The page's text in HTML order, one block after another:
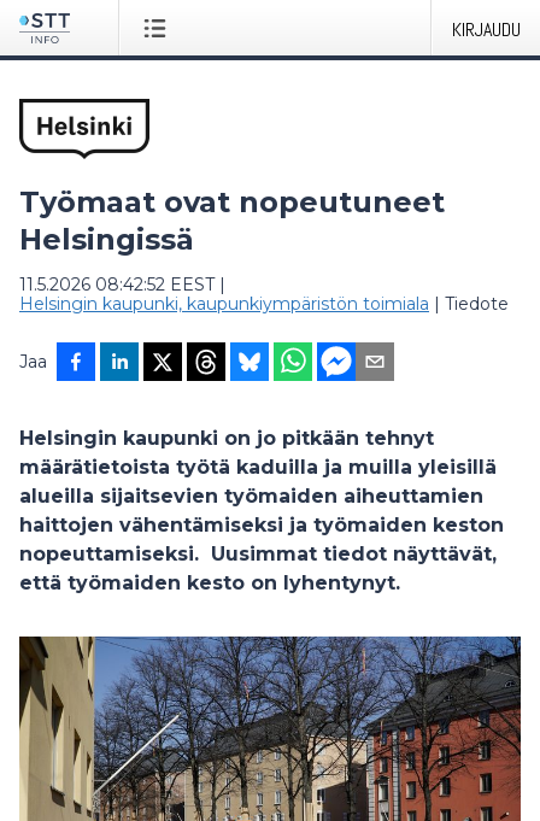
KIRJAUDU
Työmaat ovat nopeutuneet
Helsingissä
11.5.2026 08:42:52 EEST|
Helsingin kaupunki, kaupunkiympäristön toimiala | Tiedote
Jaa
Helsingin kaupunki on jo pitkään tehnyt
määrätietoista työtä kaduilla ja muilla yleisillä
alueilla sijaitsevien työmaiden aiheuttamien
haittojen vähentämiseksi ja työmaiden keston
nopeuttamiseksi. Uusimmat tiedot näyttävät,
että työmaiden kesto on lyhentynyt.